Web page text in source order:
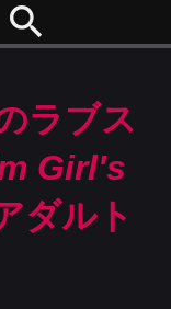
search
ラブス
Girl's
ダルト